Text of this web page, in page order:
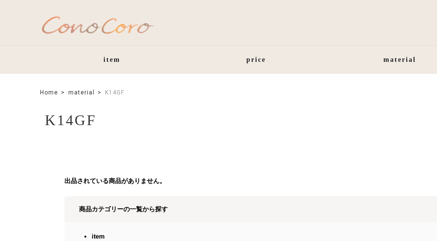
item price material
Home material K14GF
K14GF
出品されている商品がありません。
商品カテゴリーの一覧から探す
item